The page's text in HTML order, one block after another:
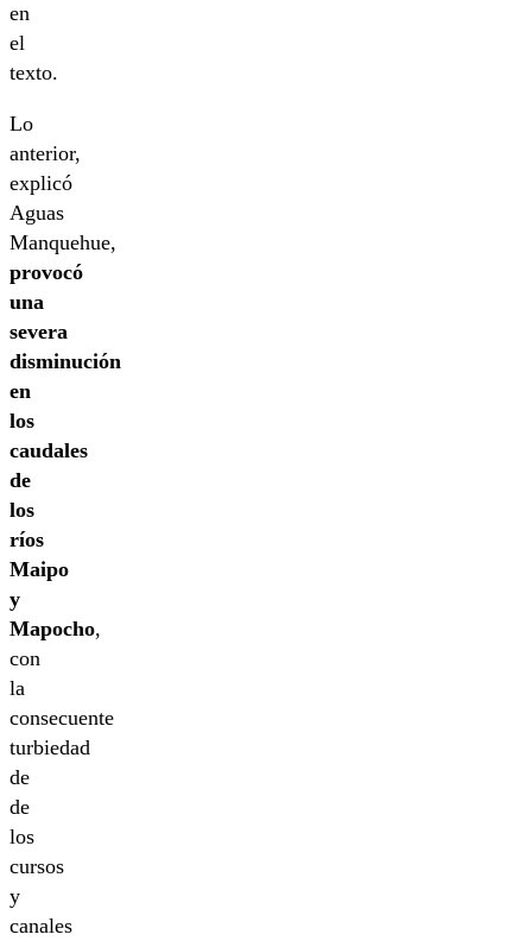
en
el
texto.
Lo
anterior,
explicó
Aguas
Manquehue,
provocó
una
severa
disminución
en
los
caudales
de
los
ríos
Maipo
y
Mapocho,
con
la
consecuente
turbiedad
de
de
los
cursos
y
canales